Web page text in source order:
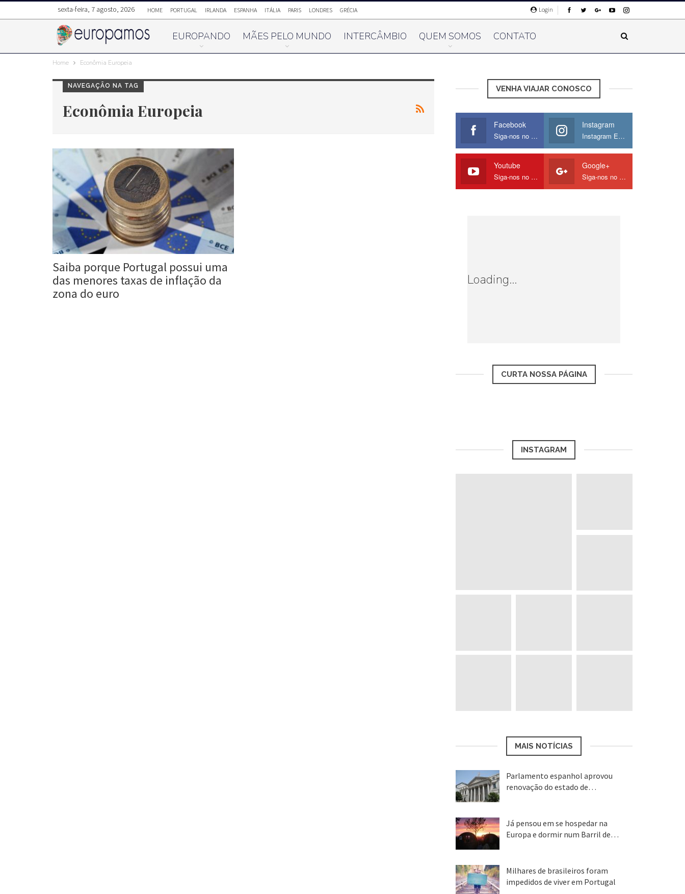
Login
sexta-feira, 7 agosto, 2026 HOME PORTUGAL IRLANDA ESPANHA ITÁLIA PARIS LONDRES GRÉCIA
EUROPANDO MÃES PELO MUNDO INTERCÂMBIO QUEM SOMOS CONTATO
Home Econômia Europeia
NAVEGAÇÃO NA TAG
Econômia Europeia
Saiba porque Portugal possui uma
das menores taxas de inflação da
zona do euro
VENHA VIAJAR CONOSCO
Facebook
Siga-nos no Facebook
Instagram
Instagram Europamos
Youtube
Siga-nos no Youtube
Google+
Siga-nos no Google
Loading...
CURTA NOSSA PÁGINA
INSTAGRAM
MAIS NOTÍCIAS
Parlamento espanhol aprovou
renovação do estado de…
Já pensou em se hospedar na
Europa e dormir num Barril de…
Milhares de brasileiros foram
impedidos de viver em Portugal